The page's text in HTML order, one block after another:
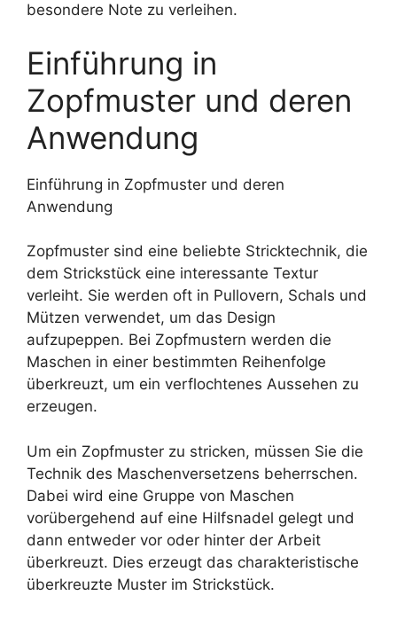
besondere Note zu verleihen.
Einführung in
Zopfmuster und deren
Anwendung
Einführung in Zopfmuster und deren
Anwendung
Zopfmuster sind eine beliebte Stricktechnik, die
dem Strickstück eine interessante Textur
verleiht. Sie werden oft in Pullovern, Schals und
Mützen verwendet, um das Design
aufzupeppen. Bei Zopfmustern werden die
Maschen in einer bestimmten Reihenfolge
überkreuzt, um ein verflochtenes Aussehen zu
erzeugen.
Um ein Zopfmuster zu stricken, müssen Sie die
Technik des Maschenversetzens beherrschen.
Dabei wird eine Gruppe von Maschen
vorübergehend auf eine Hilfsnadel gelegt und
dann entweder vor oder hinter der Arbeit
überkreuzt. Dies erzeugt das charakteristische
überkreuzte Muster im Strickstück.